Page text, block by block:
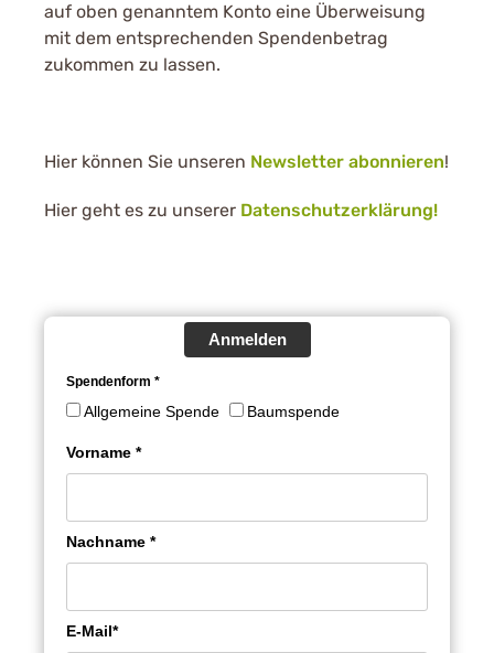
auf oben genanntem Konto eine Überweisung
mit dem entsprechenden Spendenbetrag
zukommen zu lassen.
Hier können Sie unseren Newsletter abonnieren!
Hier geht es zu unserer Datenschutzerklärung!
Anmelden
Spendenform *
Allgemeine Spende Baumspende
Vorname *
Nachname *
E-Mail*